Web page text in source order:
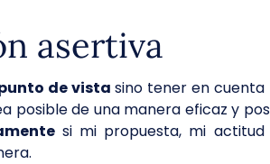
asertiva
de vista sino tener en cuenta
posible de una manera eficaz y
si mi propuesta, mi